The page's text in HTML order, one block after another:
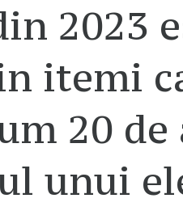
2023
itemi
20 de
unui